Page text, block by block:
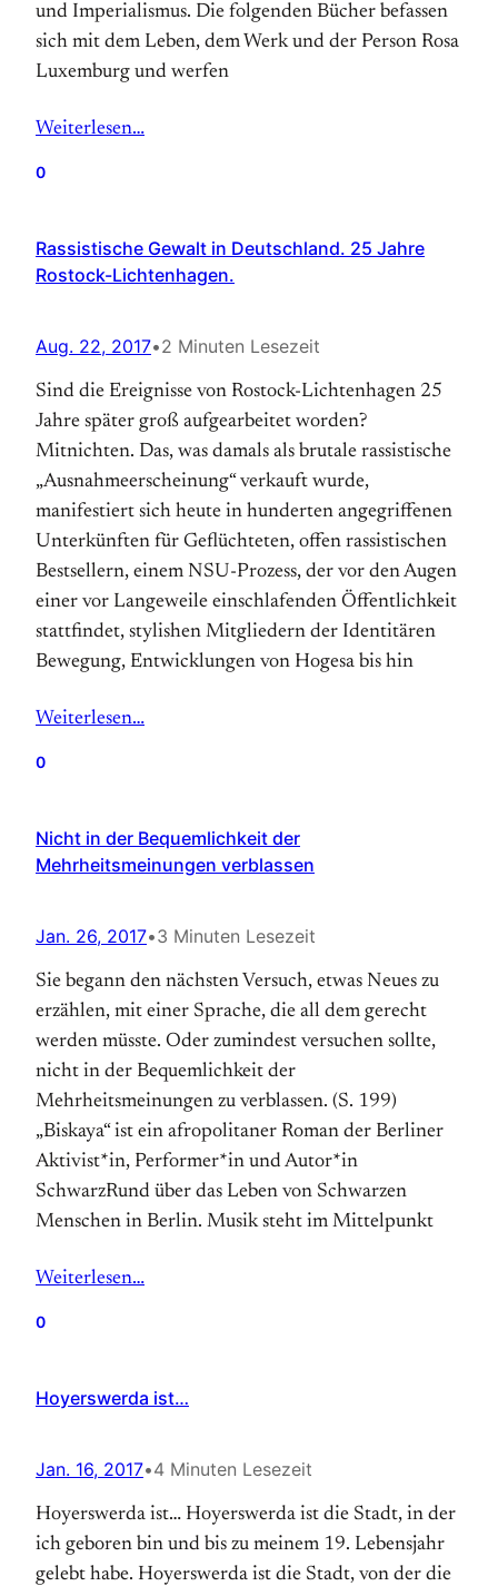
und Imperialismus. Die folgenden Bücher befassen
sich mit dem Leben, dem Werk und der Person Rosa
Luxemburg und werfen
Weiterlesen…
0
Rassistische Gewalt in Deutschland. 25 Jahre
Rostock-Lichtenhagen.
Aug. 22, 2017•2 Minuten Lesezeit
Sind die Ereignisse von Rostock-Lichtenhagen 25
Jahre später groß aufgearbeitet worden?
Mitnichten. Das, was damals als brutale rassistische
„Ausnahmeerscheinung“ verkauft wurde,
manifestiert sich heute in hunderten angegriffenen
Unterkünften für Geflüchteten, offen rassistischen
Bestsellern, einem NSU-Prozess, der vor den Augen
einer vor Langeweile einschlafenden Öffentlichkeit
stattfindet, stylishen Mitgliedern der Identitären
Bewegung, Entwicklungen von Hogesa bis hin
Weiterlesen…
0
Nicht in der Bequemlichkeit der
Mehrheitsmeinungen verblassen
Jan. 26, 2017•3 Minuten Lesezeit
Sie begann den nächsten Versuch, etwas Neues zu
erzählen, mit einer Sprache, die all dem gerecht
werden müsste. Oder zumindest versuchen sollte,
nicht in der Bequemlichkeit der
Mehrheitsmeinungen zu verblassen. (S. 199)
„Biskaya“ ist ein afropolitaner Roman der Berliner
Aktivist*in, Performer*in und Autor*in
SchwarzRund über das Leben von Schwarzen
Menschen in Berlin. Musik steht im Mittelpunkt
Weiterlesen…
0
Hoyerswerda ist…
Jan. 16, 2017•4 Minuten Lesezeit
Hoyerswerda ist… Hoyerswerda ist die Stadt, in der
ich geboren bin und bis zu meinem 19. Lebensjahr
gelebt habe. Hoyerswerda ist die Stadt, von der die